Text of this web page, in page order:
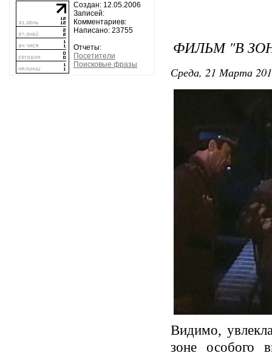
Создан: 12.05.2006
Записей:
Комментариев:
Написано: 23755
Отчеты:
Посетители
Поисковые фразы
ФИЛЬМ "В
Среда, 21 Марта
Видимо,
зоне особого